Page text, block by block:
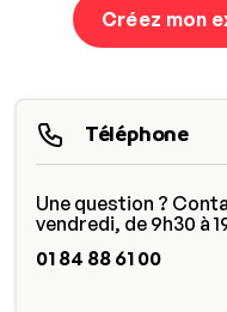
Créez mon
Téléphone
Une question ?
vendredi, de 9h30 à
01 84 88 61 00